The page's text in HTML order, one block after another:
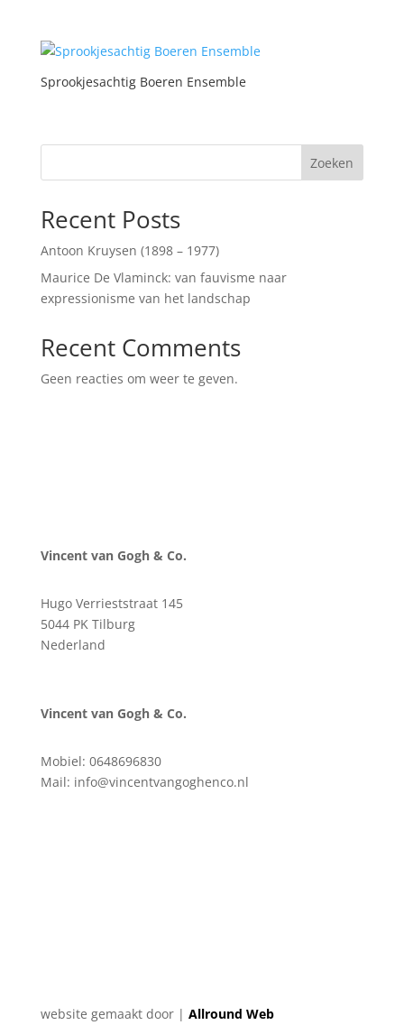
Sprookjesachtig Boeren Ensemble
Zoeken
Recent Posts
Antoon Kruysen (1898 – 1977)
Maurice De Vlaminck: van fauvisme naar
expressionisme van het landschap
Recent Comments
Geen reacties om weer te geven.
Vincent van Gogh & Co.
Hugo Verrieststraat 145
5044 PK Tilburg
Nederland
Vincent van Gogh & Co.
Mobiel: 0648696830
Mail: info@vincentvangoghenco.nl
website gemaakt door | Allround Web